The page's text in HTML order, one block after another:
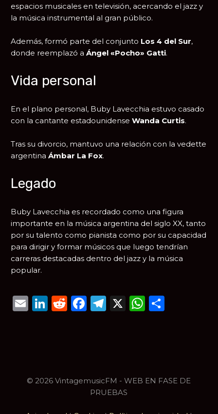
espacios musicales en televisión, acercando el jazz y
la música instrumental al gran público.
Además, formó parte del conjunto Los 4 del Sur,
donde reemplazó aÁngel «Pocho» Gatti.
Vida personal
En el plano personal, Buby Lavecchia estuvo casado
con la cantante estadounidenseWanda Curtis.
Tras su divorcio, mantuvo una relación con la vedette
argentinaÁmbar La Fox.
Legado
Buby Lavecchia es recordado como una figura
importante en la música argentina del siglo XX, tanto
por su talento como pianista como por su capacidad
para dirigir y formar músicos que luego tendrían
carreras destacadas dentro del jazz y la música
popular.
Email
LinkedIn
Reddit
Facebook
Telegram
X
© 2026 VintagemusicFM - WEB EN FASE DE
PRUEBAS